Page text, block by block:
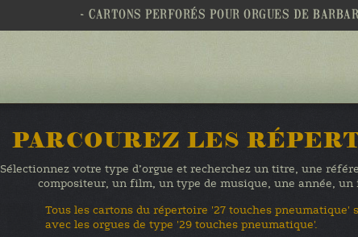
- CARTONS PERFORÉS POUR ORGUES DE
PARCOUREZ LES
Sélectionnez votre type d’orgue et recherchez un titre, une
compositeur, un film, un type de musique, une année,
Tous les cartons du répertoire '27 touches pneumatique'
avec les orgues de type '29 touches pneumatique'.